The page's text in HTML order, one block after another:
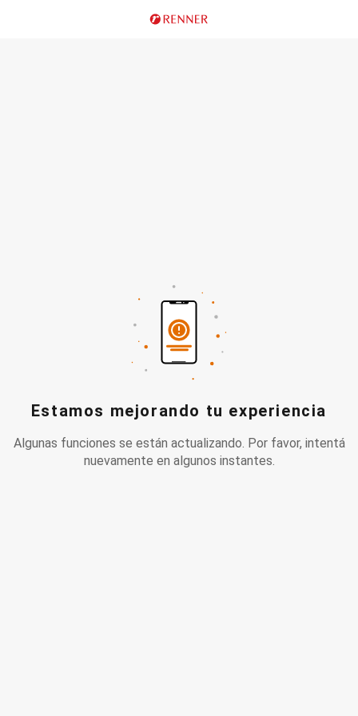
Estamos mejorando tu experiencia
Algunas funciones se están actualizando. Por favor, intentá
nuevamente en algunos instantes.